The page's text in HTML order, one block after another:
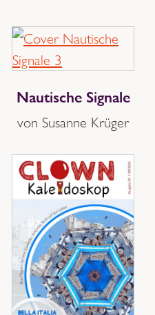
Nautische Signale
von Susanne Krüger